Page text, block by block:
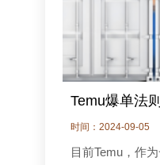
Temu爆单法
时间：2024-09-05
目前Temu，作